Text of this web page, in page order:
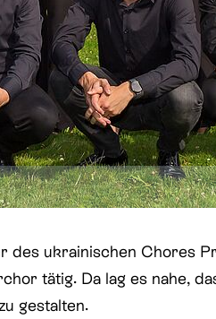
des ukrainischen Chores
tätig. Da lag es nahe,
gestalten.